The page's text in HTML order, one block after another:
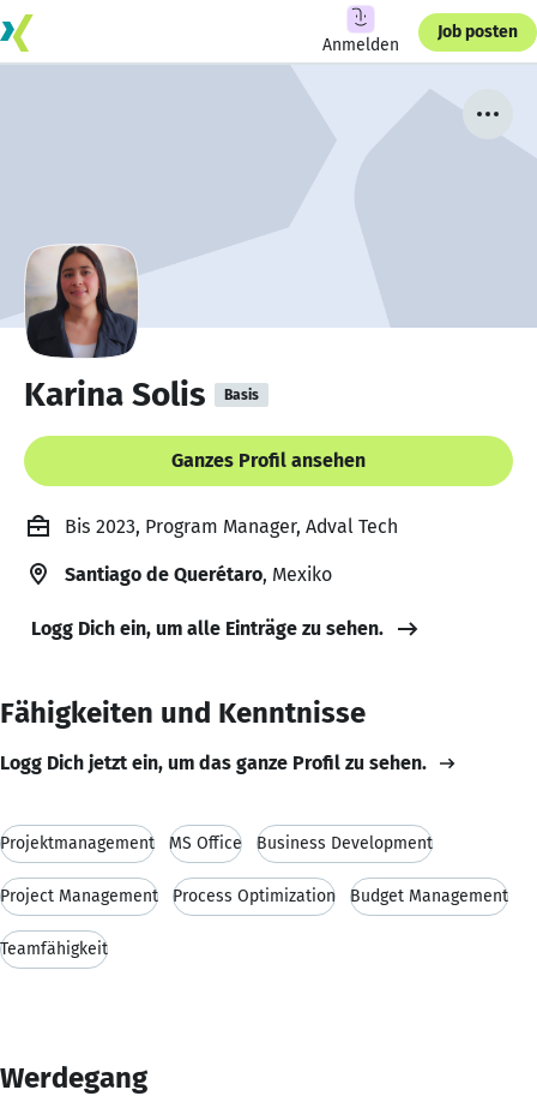
Anmelden
Job posten
Karina Solis Basis
Ganzes Profil ansehen
Bis 2023, Program Manager, Adval Tech
Santiago de Querétaro, Mexiko
Logg Dich ein, um alle Einträge zu sehen.
Fähigkeiten und Kenntnisse
Logg Dich jetzt ein, um das ganze Profil zu sehen.
Projektmanagement MS Office Business Development
Project Management Process Optimization Budget Management
Teamfähigkeit
Werdegang